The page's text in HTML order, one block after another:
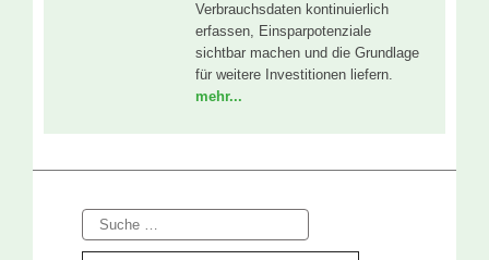
Verbrauchsdaten kontinuierlich
erfassen, Einsparpotenziale
sichtbar machen und die Grundlage
für weitere Investitionen liefern.
mehr...
Suche